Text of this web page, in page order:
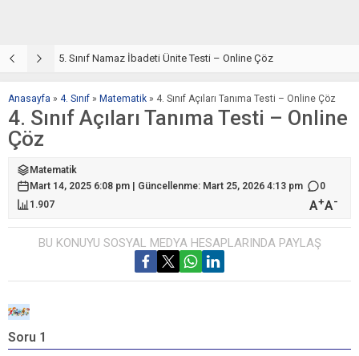
5. Sınıf Namaz İbadeti Ünite Testi – Online Çöz
Anasayfa » 4. Sınıf » Matematik » 4. Sınıf Açıları Tanıma Testi – Online Çöz
4. Sınıf Açıları Tanıma Testi – Online
Çöz
Matematik
Mart 14, 2025 6:08 pm | Güncellenme: Mart 25, 2026 4:13 pm
0
1.907
A+A-
BU KONUYU SOSYAL MEDYA HESAPLARINDA PAYLAŞ
Soru 1